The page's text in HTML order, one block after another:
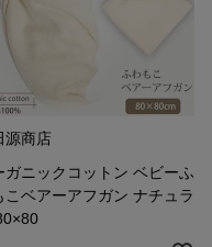
源商店
ガニックコットン ベビーふ
こベアーアフガン ナチュラ